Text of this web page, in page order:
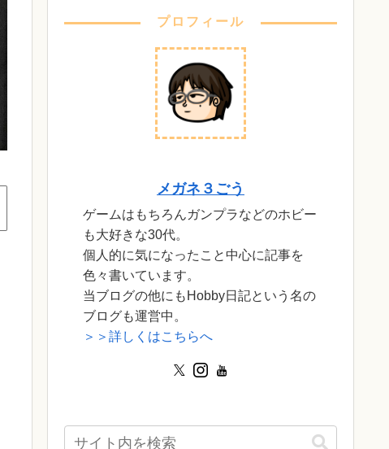
プロフィール
メガネ３ごう
ゲームはもちろんガンプラなどのホビー
も大好きな30代。
個人的に気になったこと中心に記事を
色々書いています。
当ブログの他にもHobby日記という名の
ブログも運営中。
＞＞詳しくはこちらへ